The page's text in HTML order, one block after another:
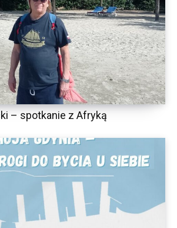
– spotkanie z Afryką